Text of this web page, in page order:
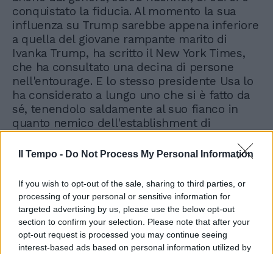
Il Tempo - Do Not Process My Personal Information
If you wish to opt-out of the sale, sharing to third parties, or
processing of your personal or sensitive information for
targeted advertising by us, please use the below opt-out
section to confirm your selection. Please note that after your
opt-out request is processed you may continue seeing
interest-based ads based on personal information utilized by
conquistato la fiducia. Al momento la sua
influenza su Trump sarebbe appena inferiore
a quella del giovane rampante marito di
Ivanka Trump, ha scritto il New York Times,
che ha consultato una decina di persone
nell'entourage. E lo stesso presidente Usa lo
ha considerato a lungo uno che si è fatto da
sé, tenendolo saldamente al suo fianco in
quanto nemico dell'establishment di
caso la sua ascesa, come quella di alt-right e
populiste, sono state guardate con sospetto
da molti soprattutto all'interno del Gop. Fonti
della Casa Bianca ridimensionano la portata
della decisione di Trump, sottolineando il
fatto che a Bannon rimane l'incarico di capo
della strategia del presidente. Ma è indubbio